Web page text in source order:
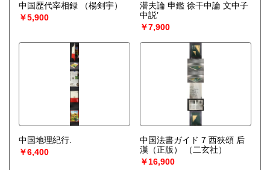
中国歴代宰相録
（楊剣宇）
￥5,900
潜夫論 申鑑 徐干中論 文中子
中説’
￥7,900
中国地理紀行.
￥6,400
中国法書ガイド 7 西狭頌 后
漢（正版）
（二玄社）
￥16,900